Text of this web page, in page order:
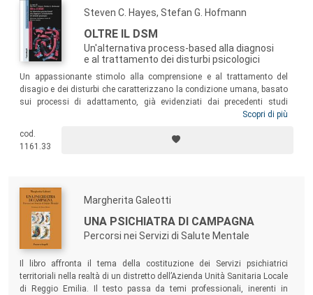
Steven C. Hayes, Stefan G. Hofmann
OLTRE IL DSM
Un'alternativa process-based alla diagnosi
e al trattamento dei disturbi psicologici
Un appassionante stimolo alla comprensione e al trattamento del
disagio e dei disturbi che caratterizzano la condizione umana, basato
sui processi di adattamento, già evidenziati dai precedenti studi
dell’RFT e dell’ACT. Il volume propone una serie di questioni decisive
caso di malattie di pertinenza medica è sempre richiesto al paziente
l’adattamento più funzionale non solo per la mera sopravvivenza, ma
Scopri di più
cod.
1161.33
Margherita Galeotti
UNA PSICHIATRA DI CAMPAGNA
Percorsi nei Servizi di Salute Mentale
Il libro affronta il tema della costituzione dei Servizi psichiatrici
territoriali nella realtà di un distretto dell’Azienda Unità Sanitaria Locale
di Reggio Emilia. Il testo passa da temi professionali, inerenti in